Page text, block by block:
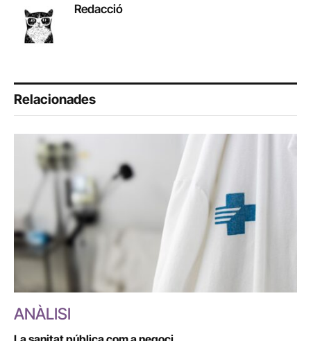
Redacció
Relacionades
ANÀLISI